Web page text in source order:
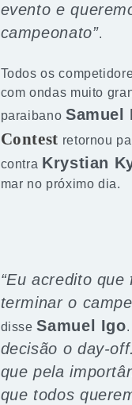
evento e
campeonato”.
Todos os
com ondas muito
paraibano Samuel
Contest retornou
contra Krystian
mar no próximo dia.
“Eu acredito
terminar o
disseSamuel Igo.
decisão o day-
que pela
que todos